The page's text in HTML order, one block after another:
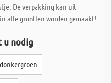
De verpakking kan uit
alle grootten worden gemaakt!
u nodig